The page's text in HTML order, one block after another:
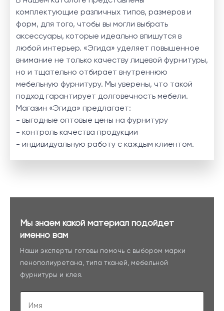
комплектующие различных типов, размеров и
форм, для того, чтобы вы могли выбрать
аксессуары, которые идеально впишутся в
любой интерьер. «Эгида» уделяет повышенное
внимание не только качеству лицевой фурнитуры,
но и тщательно отбирает внутреннюю
мебельную фурнитуру. Мы уверены, что такой
подход гарантирует долговечность мебели.
Магазин «Эгида» предлагает:
- выгодные оптовые цены на фурнитуру
- контроль качества продукции
- индивидуальную работу с каждым клиентом.
Мы знаем какой материал подойдет
именно вам
Наши эксперты готовы помочь с выбором марки
пенополиуретана, типа тканей, мебельной
фурнитуры и клея.